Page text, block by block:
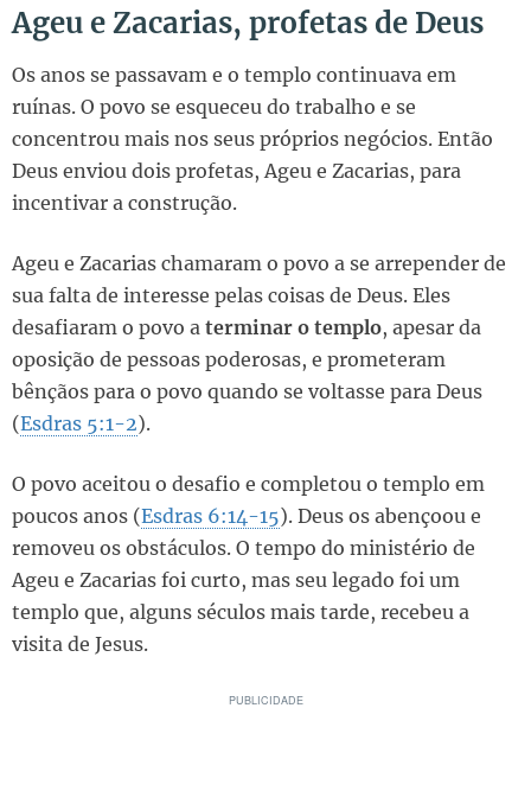
Ageu e Zacarias, profetas de Deus
Os anos se passavam e o templo continuava em
ruínas. O povo se esqueceu do trabalho e se
concentrou mais nos seus próprios negócios. Então
Deus enviou dois profetas, Ageu e Zacarias, para
incentivar a construção.
Ageu e Zacarias chamaram o povo a se arrepender de
sua falta de interesse pelas coisas de Deus. Eles
desafiaram o povo a terminar o templo, apesar da
oposição de pessoas poderosas, e prometeram
bênçãos para o povo quando se voltasse para Deus
(Esdras 5:1-2).
O povo aceitou o desafio e completou o templo em
poucos anos (Esdras 6:14-15). Deus os abençoou e
removeu os obstáculos. O tempo do ministério de
Ageu e Zacarias foi curto, mas seu legado foi um
templo que, alguns séculos mais tarde, recebeu a
visita de Jesus.